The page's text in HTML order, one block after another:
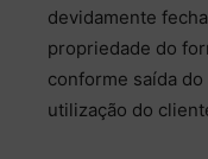
devidamente
propriedade do
conforme saída
utilização do